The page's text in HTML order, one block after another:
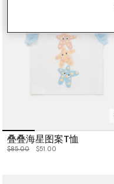
叠叠海星图案T恤
价格从
$85.00下降至
$51.00